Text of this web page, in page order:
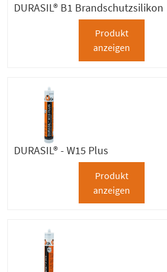
DURASIL® B1 Brandschutzsilikon
Produkt
anzeigen
DURASIL® - W15 Plus
Produkt
anzeigen